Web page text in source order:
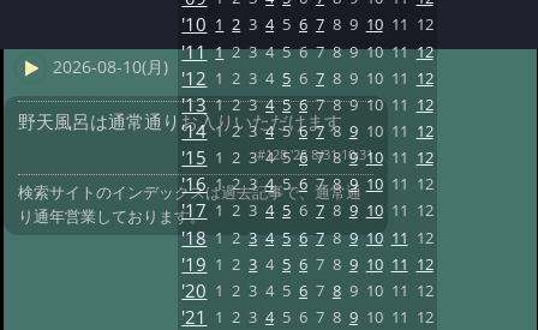
2026-08-10(月)
野天風呂は通常通りお入りいただけます
#128 '25 8/31 10:31
検索サイトのインデックスは過去記事で、通常通
り通年営業しております。
'10 1 2 3 4 5 6 7 8 9 10 11 12
'11 1 2 3 4 5 6 7 8 9 10 11 12
'12 1 2 3 4 5 6 7 8 9 10 11 12
'13 1 2 3 4 5 6 7 8 9 10 11 12
'14 1 2 3 4 5 6 7 8 9 10 11 12
'15 1 2 3 4 5 6 7 8 9 10 11 12
'16 1 2 3 4 5 6 7 8 9 10 11 12
'17 1 2 3 4 5 6 7 8 9 10 11 12
'18 1 2 3 4 5 6 7 8 9 10 11 12
'19 1 2 3 4 5 6 7 8 9 10 11 12
'20 1 2 3 4 5 6 7 8 9 10 11 12
'21 1 2 3 4 5 6 7 8 9 10 11 12